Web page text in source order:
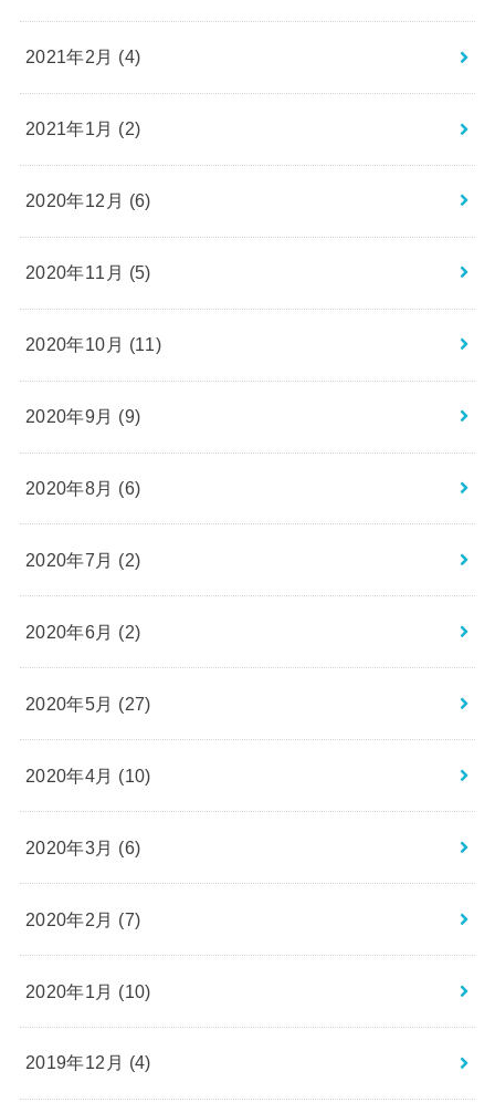
2021年2月 (4)
2021年1月 (2)
2020年12月 (6)
2020年11月 (5)
2020年10月 (11)
2020年9月 (9)
2020年8月 (6)
2020年7月 (2)
2020年6月 (2)
2020年5月 (27)
2020年4月 (10)
2020年3月 (6)
2020年2月 (7)
2020年1月 (10)
2019年12月 (4)